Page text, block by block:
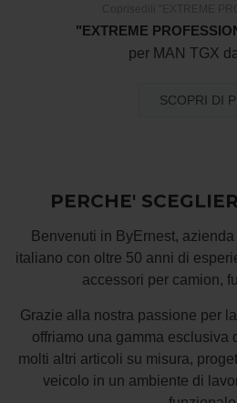
"EXTREME
per MAN TGX
SCOPRI DI
PERCHE'
Benvenuti in ByErnest,
italiano con oltre 50 anni di
accessori per camion,
Grazie alla nostra passione per
offriamo una gamma esclusiva
molti altri articoli su misura,
veicolo in un ambiente di